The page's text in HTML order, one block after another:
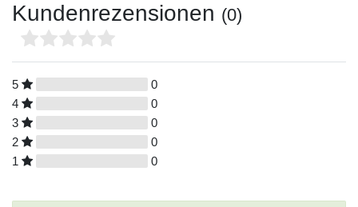
Kundenrezensionen (0)
5
0
4
0
3
0
2
0
1
0